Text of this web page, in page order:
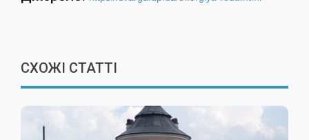
СХОЖІ СТАТТІ